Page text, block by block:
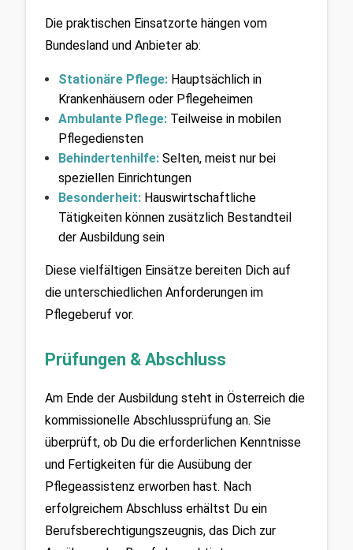
Die praktischen Einsatzorte hängen vom
Bundesland und Anbieter ab:
Stationäre Pflege: Hauptsächlich in
Krankenhäusern oder Pflegeheimen
Ambulante Pflege: Teilweise in mobilen
Pflegediensten
Behindertenhilfe: Selten, meist nur bei
speziellen Einrichtungen
Besonderheit: Hauswirtschaftliche
Tätigkeiten können zusätzlich Bestandteil
der Ausbildung sein
Diese vielfältigen Einsätze bereiten Dich auf
die unterschiedlichen Anforderungen im
Pflegeberuf vor.
Prüfungen & Abschluss
Am Ende der Ausbildung steht in Österreich die
kommissionelle Abschlussprüfung an. Sie
überprüft, ob Du die erforderlichen Kenntnisse
und Fertigkeiten für die Ausübung der
Pflegeassistenz erworben hast. Nach
erfolgreichem Abschluss erhältst Du ein
Berufsberechtigungszeugnis, das Dich zur